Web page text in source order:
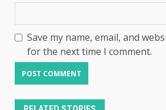
Save my name, email, and
for the next time I comment.